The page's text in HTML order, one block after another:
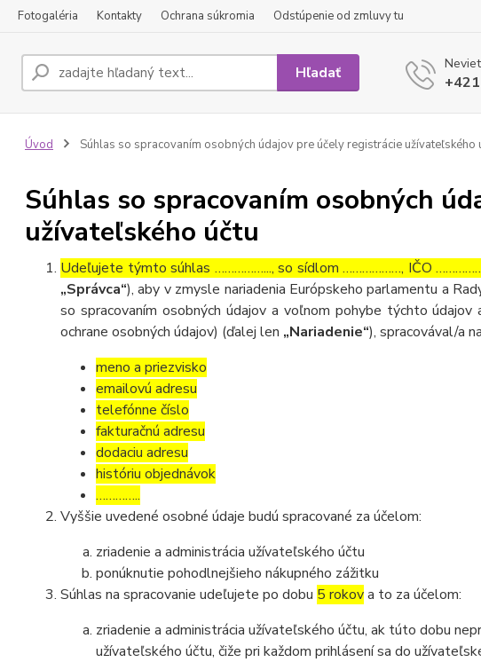
Fotogaléria Kontakty Ochrana súkromia Odstúpenie od zmluvy tu
Hľadať
Úvod Súhlas so spracovaním osobných údajov pre účely registrácie užívateľského
Súhlas so spracovaním osobných
užívateľského účtu
Udeľujete týmto súhlas ……………..., so sídlom ………………, IČO
„Správca“), aby v zmysle nariadenia Európskeho parlamentu a
so spracovaním osobných údajov a voľnom pohybe týchto
ochrane osobných údajov) (ďalej len „Nariadenie“), spracovával/a
meno a priezvisko
emailovú adresu
telefónne číslo
fakturačnú adresu
dodaciu adresu
históriu objednávok
…………..
Vyššie uvedené osobné údaje budú spracované za účelom:
zriadenie a administrácia užívateľského účtu
ponúknutie pohodlnejšieho nákupného zážitku
Súhlas na spracovanie udeľujete po dobu 5 rokova to za účelom:
zriadenie a administrácia užívateľského účtu, ak túto dobu
užívateľského účtu, čiže pri každom prihlásení sa do